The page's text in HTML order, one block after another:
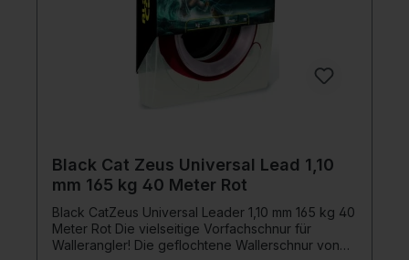
Black Cat Zeus Universal Lead 1,10
mm 165 kg 40 Meter Rot
Black CatZeus Universal Leader 1,10 mm 165 kg 40
Meter Rot Die vielseitige Vorfachschnur für
Wallerangler! Die geflochtene Wallerschnur von